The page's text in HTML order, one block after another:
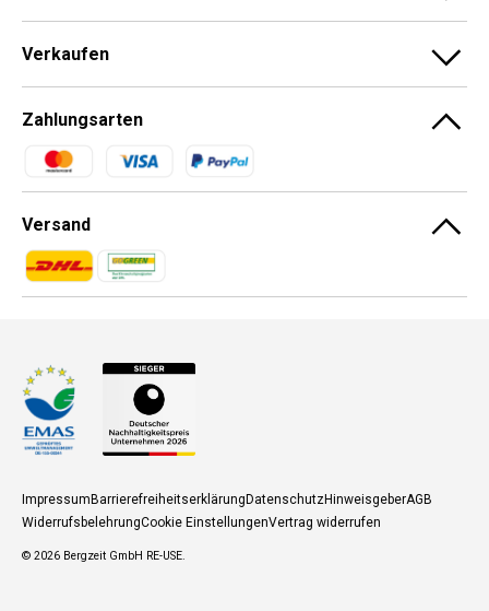
Verkaufen
Zahlungsarten
Zahlungsmethoden
Versand
Zahlungsmethoden
Zahlungsmethoden
ImpressumBarrierefreiheitserklärungDatenschutzHinweisgeberAGB
WiderrufsbelehrungCookie EinstellungenVertrag widerrufen
© 2026 Bergzeit GmbH RE-USE.